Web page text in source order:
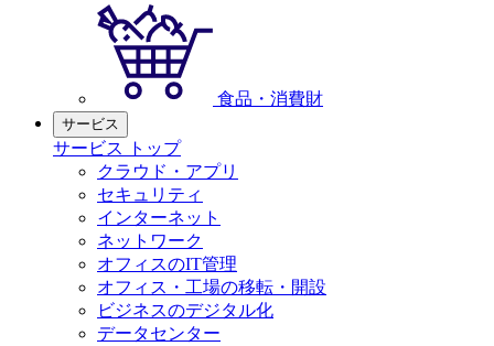
食品・消費財
サービス
サービス トップ
クラウド・アプリ
セキュリティ
インターネット
ネットワーク
オフィスのIT管理
オフィス・工場の移転・開設
ビジネスのデジタル化
データセンター